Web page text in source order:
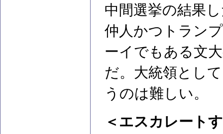
中間選挙の結果
仲人かつトラン
ーイでもある文
だ。大統領とし
うのは難しい。
＜エスカレート